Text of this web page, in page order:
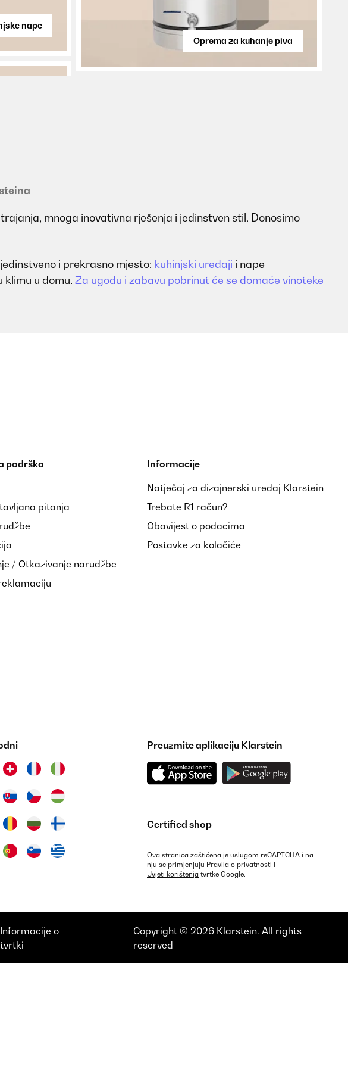
nape
Oprema za kuhanje piva
mnoga inovativna rješenja i jedinstven stil. Donosimo
i prekrasno mjesto: kuhinjski uređaji i nape
klimu u domu. Za ugodu i zabavu pobrinut će se domaće vinoteke
podrška
pitanja
/ Otkazivanje narudžbe
Informacije
Natječaj za dizajnerski uređaj Klarstein
Trebate R1 račun?
Obavijest o podacima
Postavke za kolačiće
Preuzmite aplikaciju Klarstein
Certified shop
Ova stranica zaštićena je uslugom reCAPTCHA i na
nju se primjenjuju Pravila o privatnosti i
Uvjeti korištenja tvrtke Google.
Informacije o
tvrtki
Copyright © 2026 Klarstein. All rights
reserved